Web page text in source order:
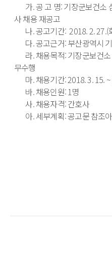
가. 공 고 명: 기장군보건소
사 채용 재공고
나. 공고기간:  2018. 2. 27.(
다. 공고근거: 부산광역시
라. 채용목적: 기장군보건
무수행
마. 채용기간: 2018. 3. 15.
바. 채용인원: 1명
사. 채용자격: 간호사
아. 세부계획: 공고문 참조